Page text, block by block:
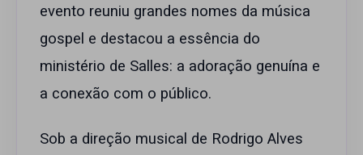
evento reuniu grandes nomes da música
gospel e destacou a essência do
ministério de Salles: a adoração genuína e
a conexão com o público.
Sob a direção musical de Rodrigo Alves